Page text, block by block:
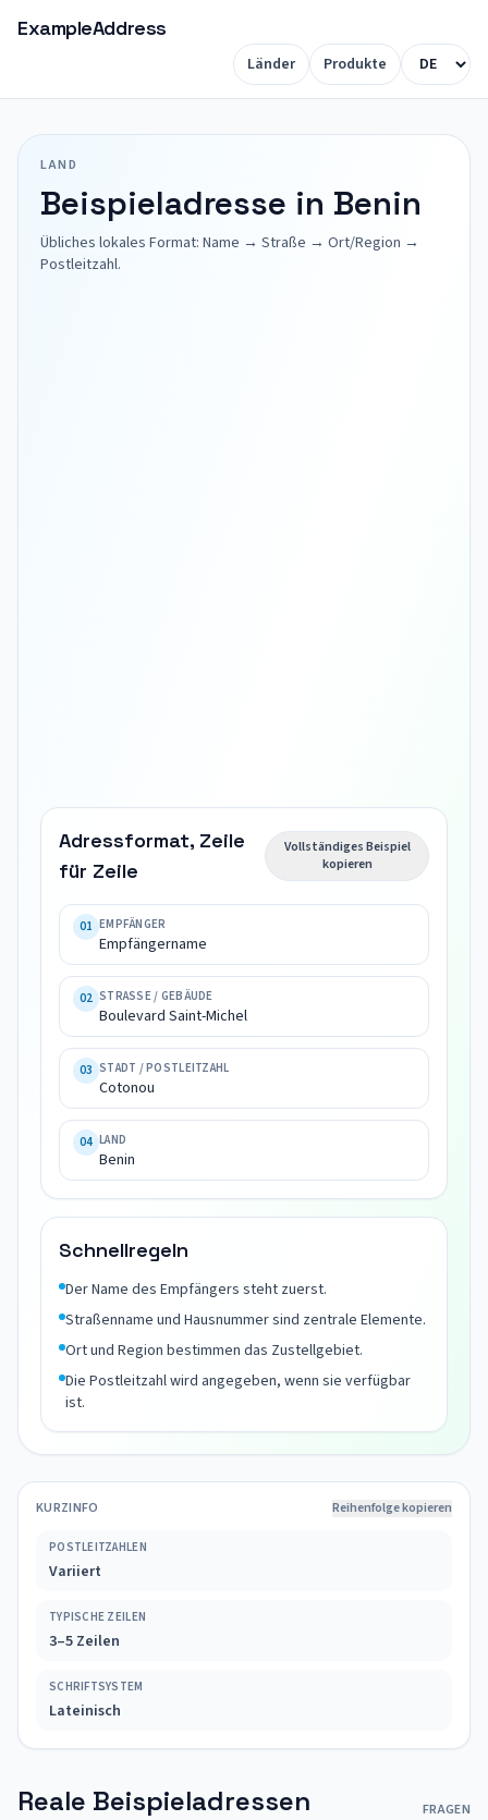
ExampleAddress
Länder Produkte
LAND
Beispieladresse in Benin
Übliches lokales Format: Name → Straße → Ort/Region →
Postleitzahl.
Adressformat, Zeile
für Zeile
Vollständiges Beispiel
kopieren
Boulevard
Saint-
Michel
Cotonou
Benin
01 EMPFÄNGER
Empfängername
02 STRASSE / GEBÄUDE
Boulevard Saint-Michel
03 STADT / POSTLEITZAHL
Cotonou
04 LAND
Benin
Schnellregeln
Der Name des Empfängers steht zuerst.
Straßenname und Hausnummer sind zentrale Elemente.
Ort und Region bestimmen das Zustellgebiet.
Die Postleitzahl wird angegeben, wenn sie verfügbar
ist.
KURZINFO Reihenfolge kopieren
POSTLEITZAHLEN
Variiert
TYPISCHE ZEILEN
3–5 Zeilen
SCHRIFTSYSTEM
Lateinisch
Reale Beispieladressen FRAGEN